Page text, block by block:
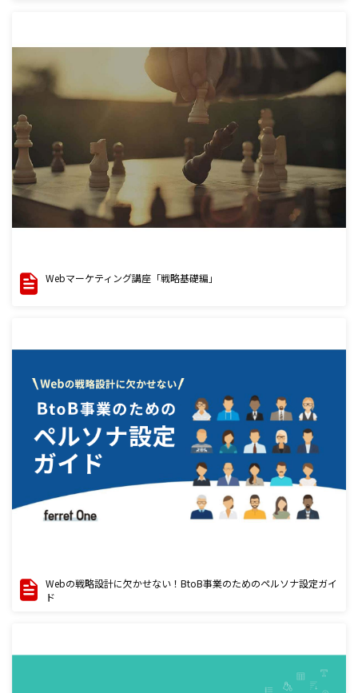
Webマーケティング講座「戦略基礎編」
Webの戦略設計に欠かせない！BtoB事業のためのペルソナ設定ガイ
ド